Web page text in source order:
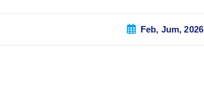
Feb, Jum, 2026